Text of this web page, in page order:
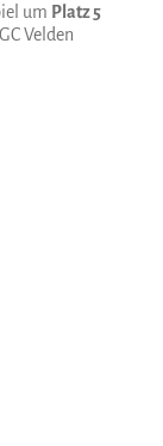
um Platz 5
Velden